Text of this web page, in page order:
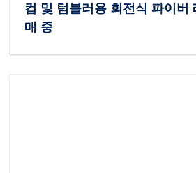
컵 및 텀블러용 회전식 파이버
매 중